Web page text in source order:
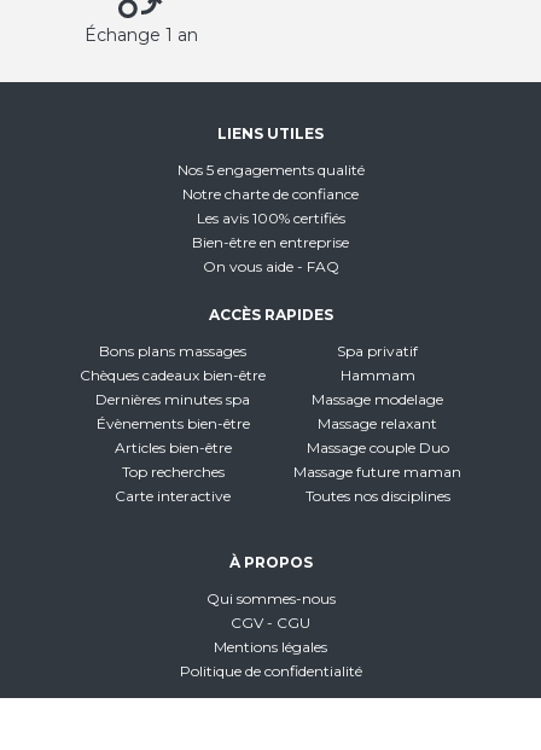
Échange 1 an
LIENS UTILES
Nos 5 engagements qualité
Notre charte de confiance
Les avis 100% certifiés
Bien-être en entreprise
On vous aide - FAQ
ACCÈS RAPIDES
Bons plans massages
Chèques cadeaux bien-être
Dernières minutes spa
Évènements bien-être
Articles bien-être
Top recherches
Carte interactive
Spa privatif
Hammam
Massage modelage
Massage relaxant
Massage couple Duo
Massage future maman
Toutes nos disciplines
À PROPOS
Qui sommes-nous
CGV - CGU
Mentions légales
Politique de confidentialité